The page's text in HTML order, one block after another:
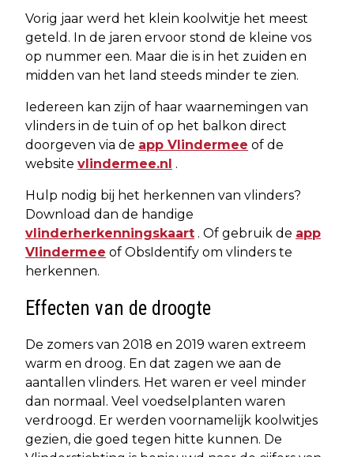
Vorig jaar werd het klein koolwitje het meest
geteld. In de jaren ervoor stond de kleine vos
op nummer een. Maar die is in het zuiden en
midden van het land steeds minder te zien.
Iedereen kan zijn of haar waarnemingen van
vlinders in de tuin of op het balkon direct
doorgeven via de app Vlindermee of de
website vlindermee.nl .
Hulp nodig bij het herkennen van vlinders?
Download dan de handige
vlinderherkenningskaart . Of gebruik de app
Vlindermee of ObsIdentify om vlinders te
herkennen.
Effecten van de droogte
De zomers van 2018 en 2019 waren extreem
warm en droog. En dat zagen we aan de
aantallen vlinders. Het waren er veel minder
dan normaal. Veel voedselplanten waren
verdroogd. Er werden voornamelijk koolwitjes
gezien, die goed tegen hitte kunnen. De